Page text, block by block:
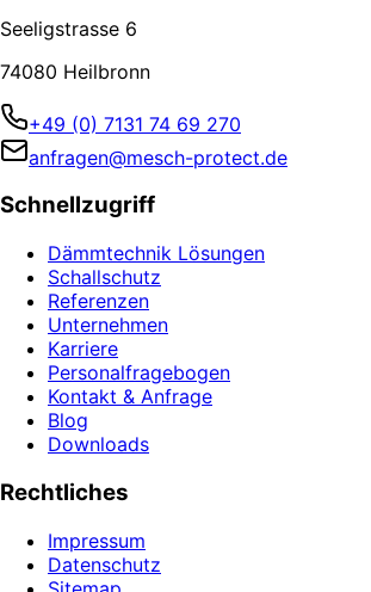
Seeligstrasse 6
74080 Heilbronn
+49 (0) 7131 74 69 270
anfragen@mesch-protect.de
Schnellzugriff
Dämmtechnik Lösungen
Schallschutz
Referenzen
Unternehmen
Karriere
Personalfragebogen
Kontakt & Anfrage
Blog
Downloads
Rechtliches
Impressum
Datenschutz